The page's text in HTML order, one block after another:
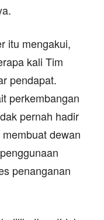
itu mengakui,
kali Tim
pendapat.
perkembangan
pernah hadir
dewan
penanganan